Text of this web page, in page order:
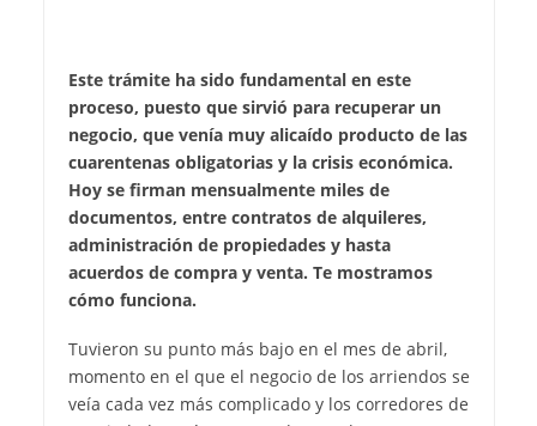
Este trámite ha sido fundamental en este
proceso, puesto que sirvió para recuperar un
negocio, que venía muy alicaído producto de las
cuarentenas obligatorias y la crisis económica.
Hoy se firman mensualmente miles de
documentos, entre contratos de alquileres,
administración de propiedades y hasta
acuerdos de compra y venta. Te mostramos
cómo funciona.
Tuvieron su punto más bajo en el mes de abril,
momento en el que el negocio de los arriendos se
veía cada vez más complicado y los corredores de